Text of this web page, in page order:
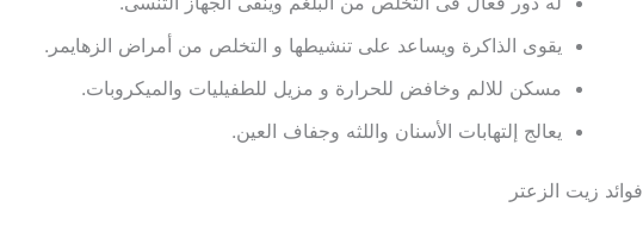
يقوى الذاكرة ويساعد على تنشيطها و التخلص من أمراض الزهايمر.
مسكن للالم وخافض للحرارة و مزيل للطفيليات والميكروبات.
يعالج إلتهابات الأسنان واللثه وجفاف العين.
فوائد زيت الزعتر